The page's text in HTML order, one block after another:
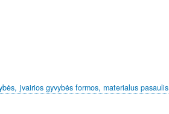
įvairios gyvybės formos, materialus pasaulis